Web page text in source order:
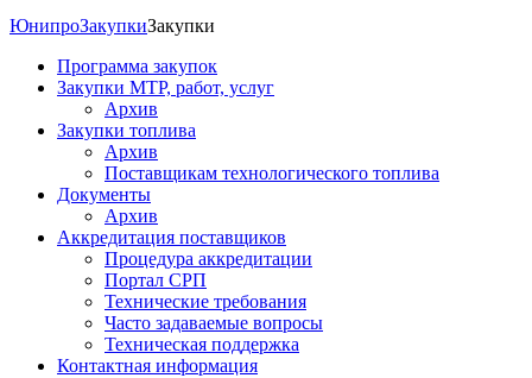
ЮнипроЗакупкиЗакупки
Программа закупок
Закупки МТР, работ, услуг
Архив
Закупки топлива
Архив
Поставщикам технологического топлива
Документы
Архив
Аккредитация поставщиков
Процедура аккредитации
Портал СРП
Технические требования
Часто задаваемые вопросы
Техническая поддержка
Контактная информация